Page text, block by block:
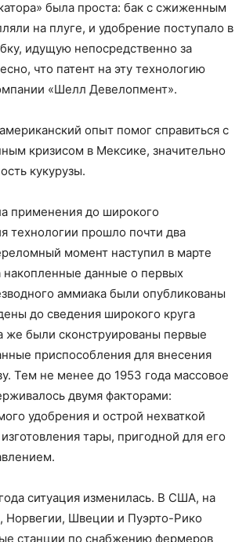
была проста: бак с сжиженным
на плуге, и удобрение поступало в
идущую непосредственно за
что патент на эту технологию
«Шелл Девелопмент».
опыт помог справиться с
кризисом в Мексике, значительно
кукурузы.
применения до широкого
технологии прошло почти два
момент наступил в марте
накопленные данные о первых
аммиака были опубликованы
до сведения широкого круга
же были сконструированы первые
приспособления для внесения
Тем не менее до 1953 года массовое
двумя факторами:
удобрения и острой нехваткой
тары, пригодной для его
ситуация изменилась. В США, на
Норвегии, Швеции и Пуэрто-Рико
станции по снабжению фермеров